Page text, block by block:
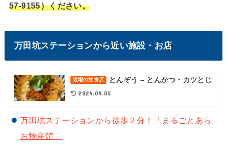
57-9155）ください。
万田坑ステーションから近い施設・お店
近場の飲食店 とんぞう – とんかつ・カツとじ
2024.09.05
万田坑ステーションから徒歩２分！「まるごとあら
お物産館」